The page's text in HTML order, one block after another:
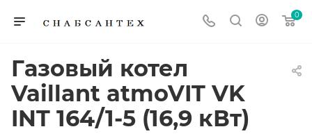
0
Газовый котел
Vaillant atmoVIT VK
INT 164/1-5 (16,9 кВт)